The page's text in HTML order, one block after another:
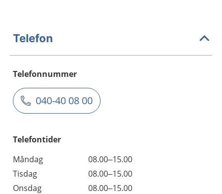
Telefon
Telefonnummer
040-40 08 00
Telefontider
Måndag
08.00–15.00
Tisdag
08.00–15.00
Onsdag
08.00–15.00